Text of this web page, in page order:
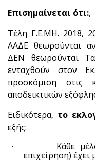
Επισημαίνεται ότι:,
Τέλη Γ.Ε.ΜΗ. 2018,
ΑΑΔΕ θεωρούνται
ΔΕΝ θεωρούνται
ενταχθούν στον
προσκόμιση στις
αποδεικτικών
Ειδικότερα, το
εξής:
· Κάθε
επιχείρηση) έχει